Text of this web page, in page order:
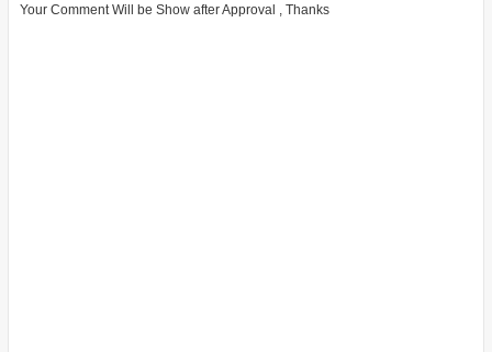
Your Comment Will be Show after Approval , Thanks